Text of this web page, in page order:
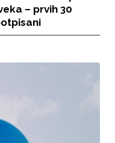
– prvih 30